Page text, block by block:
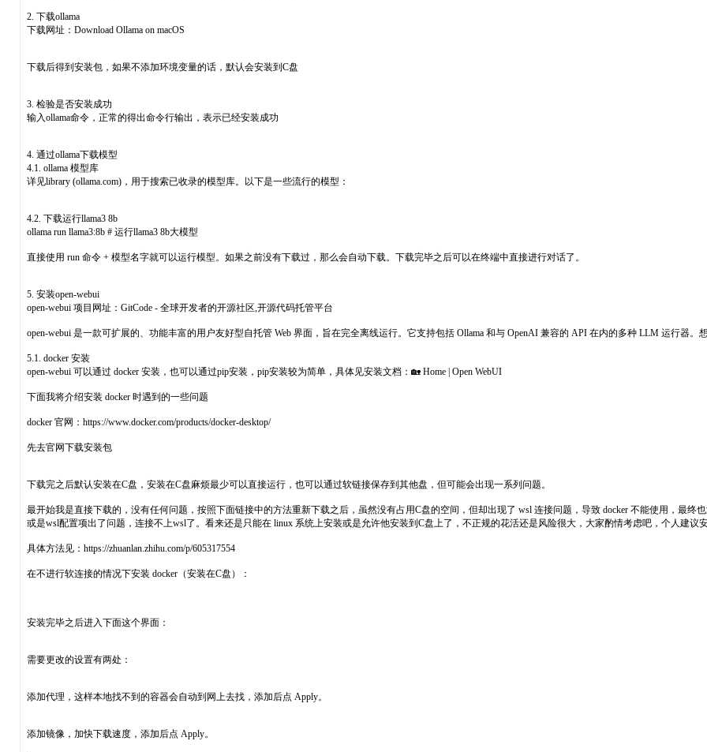
2. 下载ollama
下载网址：Download Ollama on macOS
下载后得到安装包，如果不添加环境变量的话，默认会安装到C盘
3. 检验是否安装成功
输入ollama命令，正常的得出命令行输出，表示已经安装成功
4. 通过ollama下载模型
4.1. ollama 模型库
详见library (ollama.com)，用于搜索已收录的模型库。以下是一些流行的模型：
4.2. 下载运行llama3 8b
ollama run llama3:8b # 运行llama3 8b大模型
直接使用 run 命令 + 模型名字就可以运行模型。如果之前没有下载过，那么会自动下载。下载完毕之后可以在终端中直接进行对话了。
5. 安装open-webui
open-webui 项目网址：GitCode - 全球开发者的开源社区,开源代码托管平台
open-webui 是一款可扩展的、功能丰富的用户友好型自托管 Web 界面，旨在完全离线运行。它支持包括 Ollama 和与 OpenAI 兼容的 API 在内的多种 LLM 运行器。
5.1. docker 安装
open-webui 可以通过 docker 安装，也可以通过pip安装，pip安装较为简单，具体见安装文档：🏡 Home | Open WebUI
下面我将介绍安装 docker 时遇到的一些问题
docker 官网：https://www.docker.com/products/docker-desktop/
先去官网下载安装包
下载完之后默认安装在C盘，安装在C盘麻烦最少可以直接运行，也可以通过软链接保存到其他盘，但可能会出现一系列问题。
最开始我是直接下载的，没有任何问题，按照下面链接中的方法重新下载之后，虽然没有占用C盘的空间，但却出现了 wsl 连接问题，导致 docker 不能使用，最
或是wsl配置项出了问题，连接不上wsl了。看来还是只能在 linux 系统上安装或是允许他安装到C盘上了，不正规的花活还是风险很大，大家酌情考虑吧，个人建议
具体方法见：https://zhuanlan.zhihu.com/p/605317554
在不进行软连接的情况下安装 docker（安装在C盘）：
安装完毕之后进入下面这个界面：
需要更改的设置有两处：
添加代理，这样本地找不到的容器会自动到网上去找，添加后点 Apply。
添加镜像，加快下载速度，添加后点 Apply。